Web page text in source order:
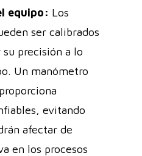
equipo: Los
ser calibrados
precisión a lo
Un manómetro
evitando
afectar de
en los procesos